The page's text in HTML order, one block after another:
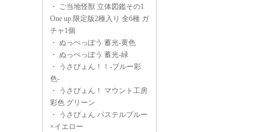
・ ご当地怪獣 立体図鑑その1
One up.限定版2種入り 全6種 ガ
チャ1個
・ ぬっぺっぽう 蓄光-黄色
・ ぬっぺっぽう 蓄光-緑
・
うさぴょん！！-ブルー彩
色-
・
うさぴょん！ マウント工房
彩色 グリーン
・
うさぴょん パステルブルー
×イエロー